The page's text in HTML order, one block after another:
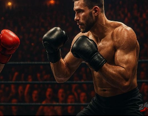
события и мира
Далее
Кевин Ли – Чарльз Оливейра